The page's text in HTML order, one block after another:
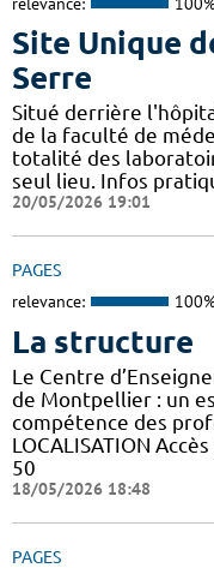
Site Unique
Serre
Situé derrière
de la faculté de
totalité des
seul lieu. Infos
20/05/2026 19:01
PAGES
relevance:
La structure
Le Centre
de Montpellier : un
compétence des
LOCALISATION
50
18/05/2026 18:48
PAGES